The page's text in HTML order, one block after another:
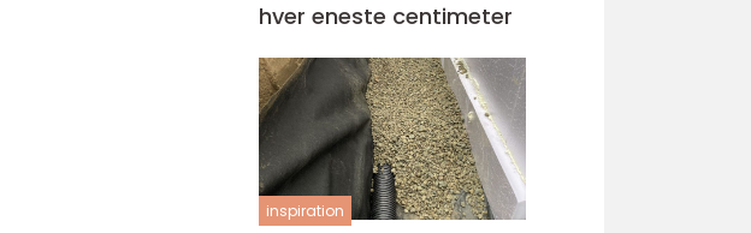
hver eneste centimeter
inspiration